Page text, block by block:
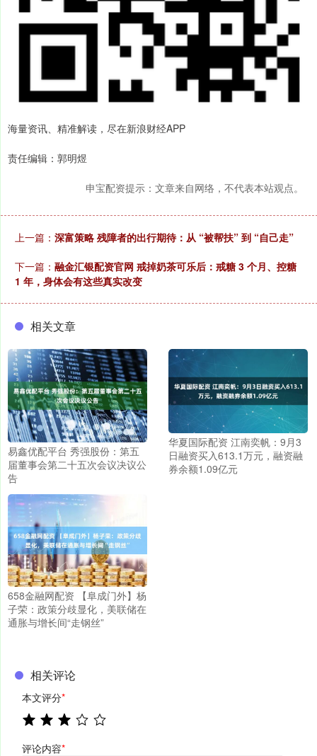
海量资讯、精准解读，尽在新浪财经APP
责任编辑：郭明煜
申宝配资提示：文章来自网络，不代表本站观点。
上一篇： 深富策略 残障者的出行期待：从 “被帮扶” 到 “自己走”
下一篇： 融金汇银配资官网 戒掉奶茶可乐后：戒糖 3 个月、控糖
1 年，身体会有这些真实改变
相关文章
易鑫优配平台 秀强股份：第五
届董事会第二十五次会议决议公
告
华夏国际配资 江南奕帆：9月3
日融资买入613.1万元，融资融
券余额1.09亿元
658金融网配资 【阜成门外】杨
子荣：政策分歧显化，美联储在
通胀与增长间“走钢丝”
相关评论
本文评分*
评论内容*